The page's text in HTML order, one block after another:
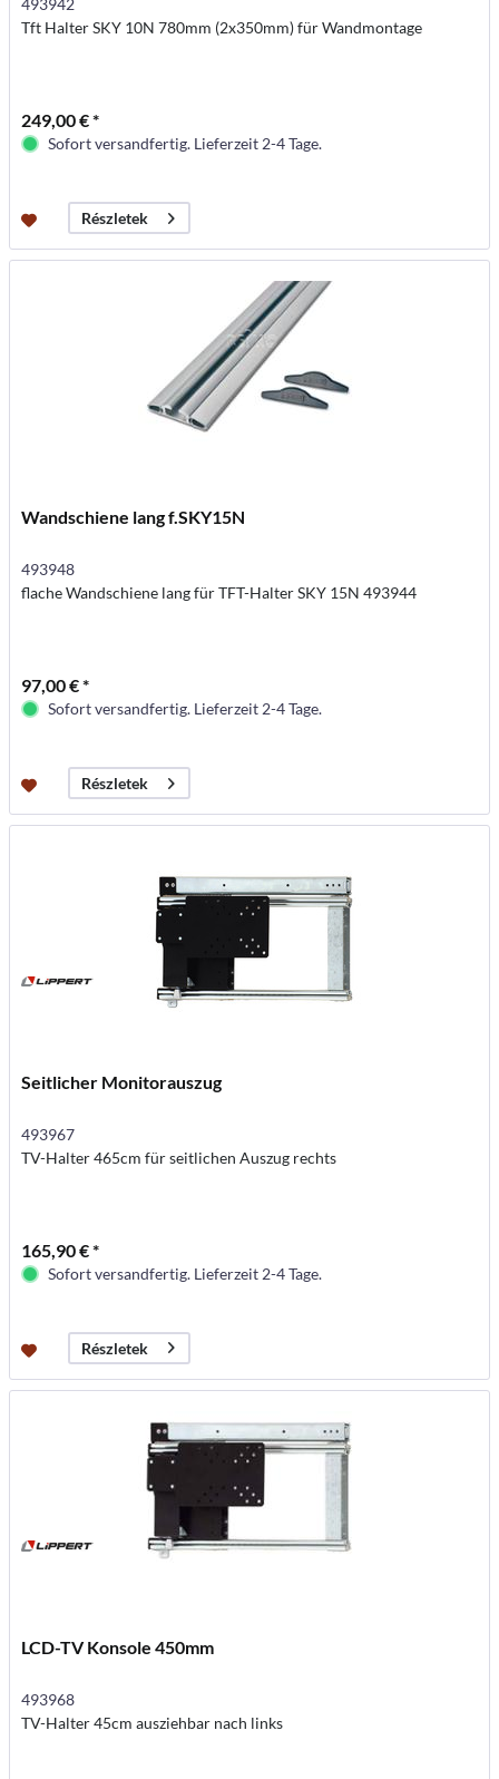
493942
Tft Halter SKY 10N 780mm (2x350mm) für Wandmontage
249,00 € *
Sofort versandfertig. Lieferzeit 2-4 Tage.
Részletek
Wandschiene lang f.SKY15N
493948
flache Wandschiene lang für TFT-Halter SKY 15N 493944
97,00 € *
Sofort versandfertig. Lieferzeit 2-4 Tage.
Részletek
Seitlicher Monitorauszug
493967
TV-Halter 465cm für seitlichen Auszug rechts
165,90 € *
Sofort versandfertig. Lieferzeit 2-4 Tage.
Részletek
LCD-TV Konsole 450mm
493968
TV-Halter 45cm ausziehbar nach links